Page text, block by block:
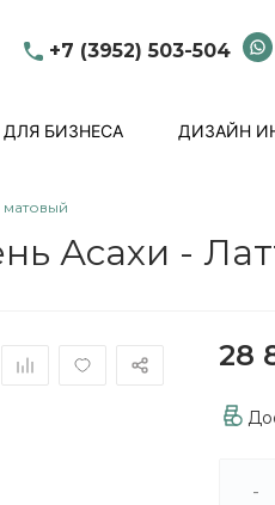
+7 (3952) 503-504
ДЛЯ БИЗНЕСА ДИЗАЙН
Асахи -
28
-